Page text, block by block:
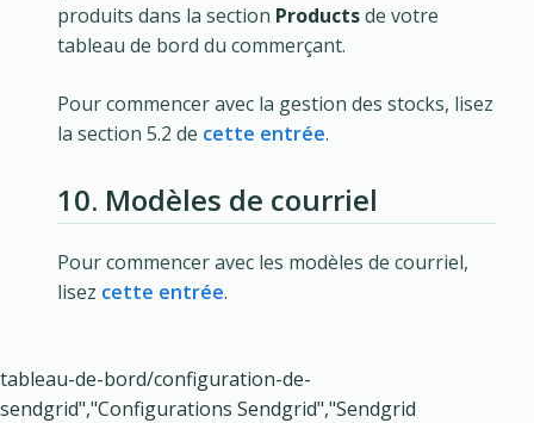
produits dans la section Productsde votre
tableau de bord du commerçant.
Pour commencer avec la gestion des stocks, lisez
la section 5.2 de cette entrée.
10. Modèles de courriel
Pour commencer avec les modèles de courriel,
lisez cette entrée.
tableau-de-bord/configuration-de-
sendgrid","Configurations Sendgrid","Sendgrid